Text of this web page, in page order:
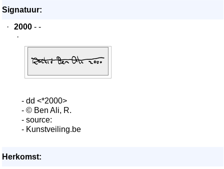
Signatuur:
·
2000 - -
·
- dd <*2000>
- © Ben Ali, R.
- source:
- Kunstveiling.be
Herkomst: